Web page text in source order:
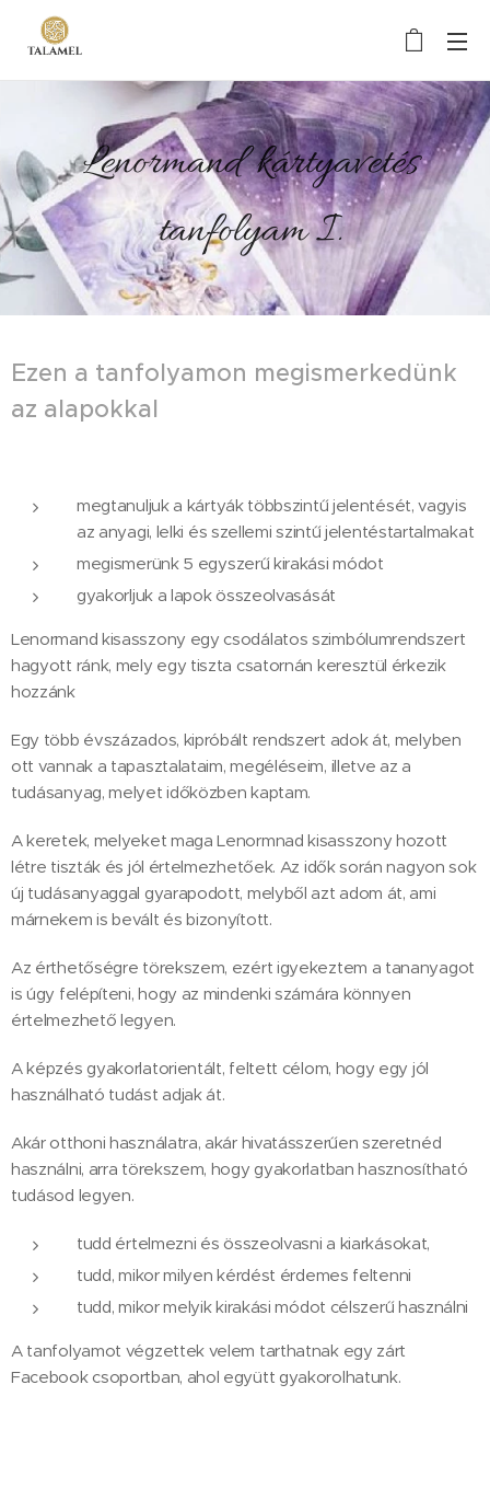
Lenormand kártyavetés
tanfolyam I.
Ezen a tanfolyamon megismerkedünk
az alapokkal
megtanuljuk a kártyák többszintű jelentését, vagyis
az anyagi, lelki és szellemi szintű jelentéstartalmakat
megismerünk 5 egyszerű kirakási módot
gyakorljuk a lapok összeolvasását
Lenormand kisasszony egy csodálatos szimbólumrendszert
hagyott ránk, mely egy tiszta csatornán keresztül érkezik
hozzánk
Egy több évszázados, kipróbált rendszert adok át, melyben
ott vannak a tapasztalataim, megéléseim, illetve az a
tudásanyag, melyet időközben kaptam.
A keretek, melyeket maga Lenormnad kisasszony hozott
létre tiszták és jól értelmezhetőek. Az idők során nagyon sok
új tudásanyaggal gyarapodott, melyből azt adom át, ami
márnekem is bevált és bizonyított.
Az érthetőségre törekszem, ezért igyekeztem a tananyagot
is úgy felépíteni, hogy az mindenki számára könnyen
értelmezhető legyen.
A képzés gyakorlatorientált, feltett célom, hogy egy jól
használható tudást adjak át.
Akár otthoni használatra, akár hivatásszerűen szeretnéd
használni, arra törekszem, hogy gyakorlatban hasznosítható
tudásod legyen.
tudd értelmezni és összeolvasni a kiarkásokat,
tudd, mikor milyen kérdést érdemes feltenni
tudd, mikor melyik kirakási módot célszerű használni
A tanfolyamot végzettek velem tarthatnak egy zárt
Facebook csoportban, ahol együtt gyakorolhatunk.